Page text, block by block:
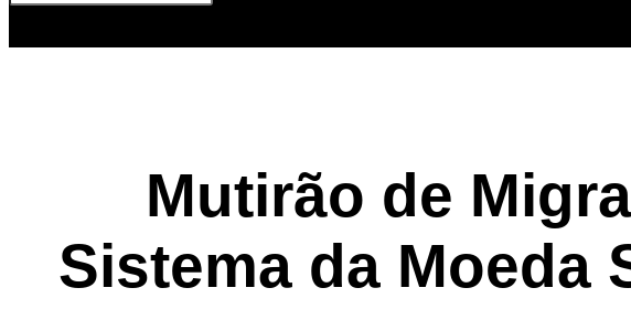
Mutirão de
Sistema da Moeda